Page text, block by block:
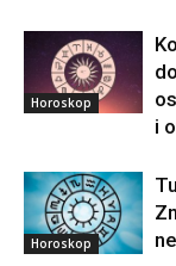
Horoskop
i
Horoskop